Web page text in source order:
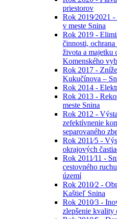
priestorov
Rok 2019⁄2021
v meste Snina
Rok 2019 -
činnosti,
života a majetku
Komenského
Rok 2017 -
Kukučínova –
Rok 2014 -
Rok 2013 -
meste Snina
Rok 2012 -
zefektívnenie
separovaného
Rok 2011⁄5 -
okrajových
Rok 2011⁄11 -
cestovného
území
Rok 2010⁄2 -
Kaštieľ Snina
Rok 2010⁄3 -
zlepšenie kvality